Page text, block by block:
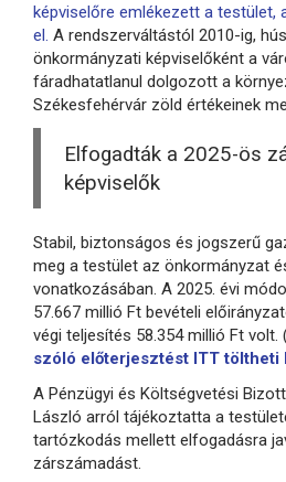
képviselőre emlékezett a testület,
el. A rendszerváltástól 2010-ig,
önkormányzati képviselőként a
fáradhatatlanul dolgozott a
Székesfehérvár zöld értékeinek
Elfogadták a 2025-ös
képviselők
Stabil, biztonságos és jogszerű
meg a testület az önkormányzat
vonatkozásában. A 2025. évi
57.667 millió Ft bevételi
végi teljesítés 58.354 millió Ft volt.
szóló előterjesztést ITT töltheti
A Pénzügyi és Költségvetési
László arról tájékoztatta a
tartózkodás mellett elfogadásra
zárszámadást.